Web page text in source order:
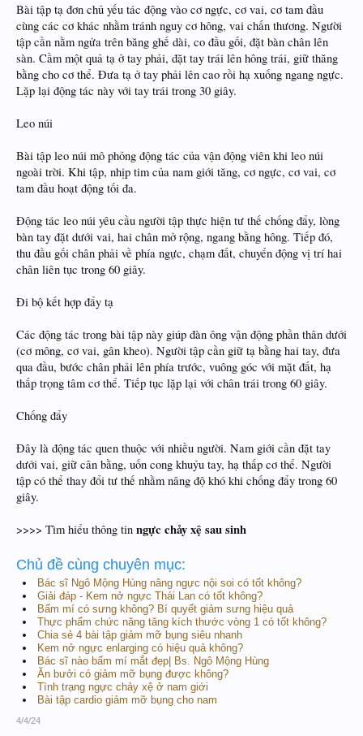
Bài tập tạ đơn chủ yếu tác động vào cơ ngực, cơ vai, cơ tam đầu
cùng các cơ khác nhằm tránh nguy cơ hông, vai chấn thương. Người
tập cần nằm ngửa trên băng ghế dài, co đầu gối, đặt bàn chân lên
sàn. Cầm một quả tạ ở tay phải, đặt tay trái lên hông trái, giữ thăng
bằng cho cơ thể. Đưa tạ ở tay phải lên cao rồi hạ xuống ngang ngực.
Lặp lại động tác này với tay trái trong 30 giây.
Leo núi
Bài tập leo núi mô phỏng động tác của vận động viên khi leo núi
ngoài trời. Khi tập, nhịp tim của nam giới tăng, cơ ngực, cơ vai, cơ
tam đầu hoạt động tối đa.
Động tác leo núi yêu cầu người tập thực hiện tư thế chống đẩy, lòng
bàn tay đặt dưới vai, hai chân mở rộng, ngang bằng hông. Tiếp đó,
thu đầu gối chân phải về phía ngực, chạm đất, chuyển động vị trí hai
chân liên tục trong 60 giây.
Đi bộ kết hợp đẩy tạ
Các động tác trong bài tập này giúp đàn ông vận động phần thân dưới
(cơ mông, cơ vai, gân kheo). Người tập cần giữ tạ bằng hai tay, đưa
qua đầu, bước chân phải lên phía trước, vuông góc với mặt đất, hạ
thấp trọng tâm cơ thể. Tiếp tục lặp lại với chân trái trong 60 giây.
Chống đẩy
Đây là động tác quen thuộc với nhiều người. Nam giới cần đặt tay
dưới vai, giữ cân bằng, uốn cong khuỷu tay, hạ thấp cơ thể. Người
tập có thể thay đổi tư thế nhằm nâng độ khó khi chống đẩy trong 60
giây.
>>>> Tìm hiểu thông tin ngực chảy xệ sau sinh
Chủ đề cùng chuyên mục:
Bác sĩ Ngô Mộng Hùng nâng ngực nội soi có tốt không?
Giải đáp - Kem nở ngực Thái Lan có tốt không?
Bấm mí có sưng không? Bí quyết giảm sưng hiệu quả
Thực phẩm chức năng tăng kích thước vòng 1 có tốt không?
Chia sẻ 4 bài tập giảm mỡ bụng siêu nhanh
Kem nở ngực enlarging có hiệu quả không?
Bác sĩ nào bấm mí mắt đẹp| Bs. Ngô Mộng Hùng
Ăn bưởi có giảm mỡ bụng được không?
Tình trạng ngực chảy xệ ở nam giới
Bài tập cardio giảm mỡ bụng cho nam
4/4/24